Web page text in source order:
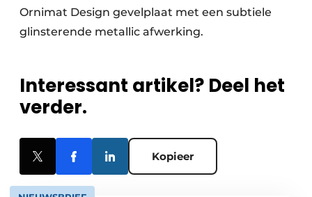
Ornimat Design gevelplaat met een subtiele
glinsterende metallic afwerking.
Interessant artikel? Deel het
verder.
Kopieer